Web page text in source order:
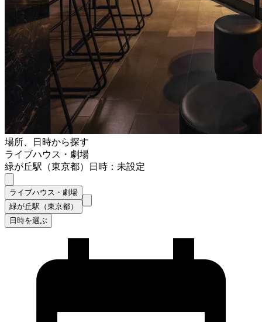
場所、日時から探す
ライブハウス・劇場
緑が丘駅（東京都）
日時：未設定
ライブハウス・劇場
緑が丘駅（東京都）
日時を選ぶ